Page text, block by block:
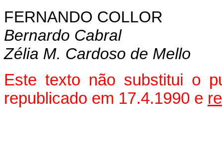
FERNANDO COLLOR
Bernardo Cabral
Zélia M. Cardoso de Mello
Este texto não substitui o
republicado em 17.4.1990 e